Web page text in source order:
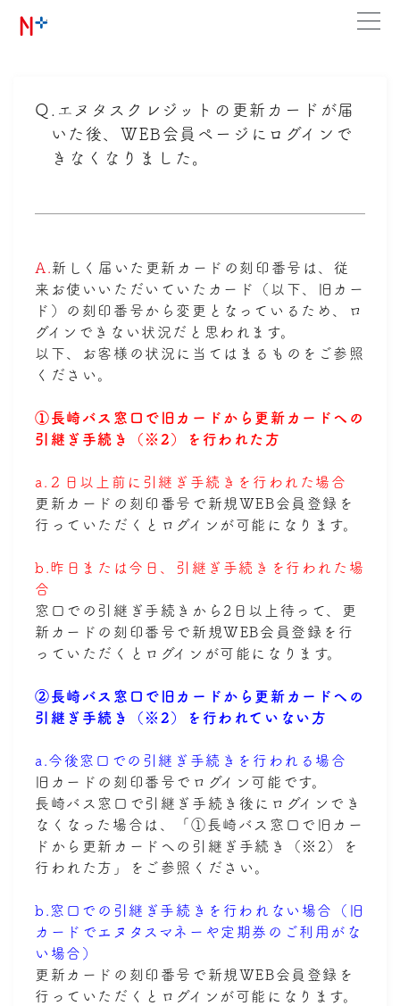
Q.
エヌタスクレジットの更新カードが届
いた後、WEB会員ページにログインで
きなくなりました。
A. 新しく届いた更新カードの刻印番号は、従
来お使いいただいていたカード（以下、旧カー
ド）の刻印番号から変更となっているため、ロ
グインできない状況だと思われます。
以下、お客様の状況に当てはまるものをご参照
ください。
①長崎バス窓口で旧カードから更新カードへの
引継ぎ手続き（※2）を行われた方
a.２日以上前に引継ぎ手続きを行われた場合
更新カードの刻印番号で新規WEB会員登録を
行っていただくとログインが可能になります。
b.昨日または今日、引継ぎ手続きを行われた場
合
窓口での引継ぎ手続きから2日以上待って、更
新カードの刻印番号で新規WEB会員登録を行
っていただくとログインが可能になります。
②長崎バス窓口で旧カードから更新カードへの
引継ぎ手続き（※2）を行われていない方
a.今後窓口での引継ぎ手続きを行われる場合
旧カードの刻印番号でログイン可能です。
長崎バス窓口で引継ぎ手続き後にログインでき
なくなった場合は、「①長崎バス窓口で旧カー
ドから更新カードへの引継ぎ手続き（※2）を
行われた方」をご参照ください。
b.窓口での引継ぎ手続きを行われない場合（旧
カードでエヌタスマネーや定期券のご利用がな
い場合）
更新カードの刻印番号で新規WEB会員登録を
行っていただくとログインが可能になります。